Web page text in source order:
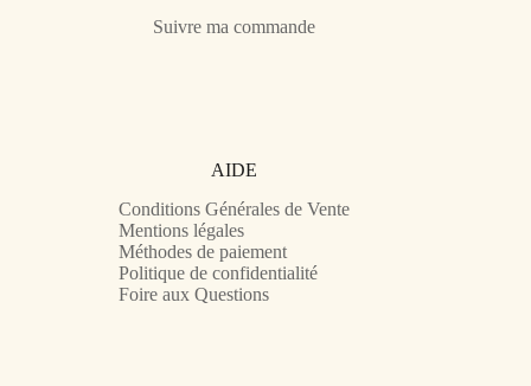
Suivre ma commande
AIDE
Conditions Générales de Vente
Mentions légales
Méthodes de paiement
Politique de confidentialité
Foire aux Questions